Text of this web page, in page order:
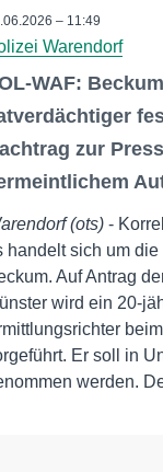
– 11:49
Warendorf
WAF:
zur
(ots)-
handelt sich um
Auf Antrag
wird ein 20-
Er soll in
werden.